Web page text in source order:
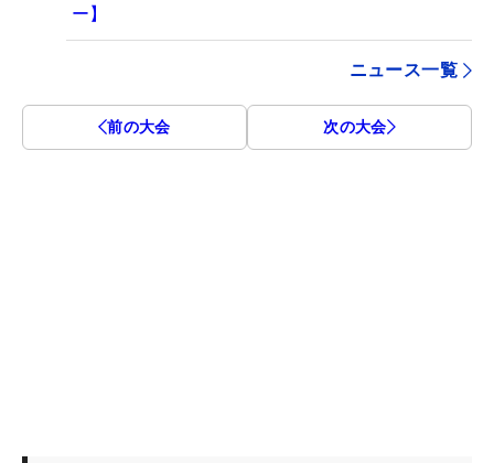
ー】
ニュース一覧
前の大会 次の大会